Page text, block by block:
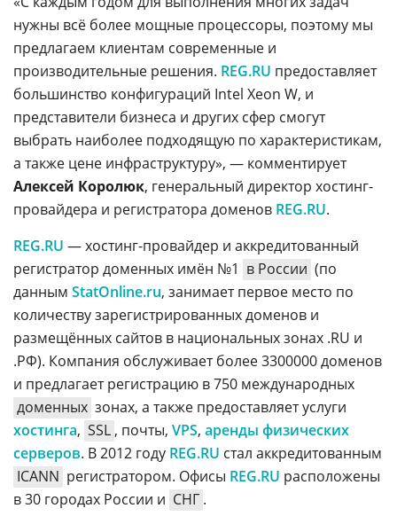
нужны всё более мощные процессоры, поэтому мы
предлагаем клиентам современные и
производительные решения. REG.RU предоставляет
большинство конфигураций Intel Xeon W, и
представители бизнеса и других сфер смогут
выбрать наиболее подходящую по характеристикам,
а также цене инфраструктуру», — комментирует
Алексей Королюк, генеральный директор хостинг-
провайдера и регистратора доменов REG.RU.
REG.RU — хостинг-провайдер и аккредитованный
регистратор доменных имён №1 в России (по
данным StatOnline.ru, занимает первое место по
количеству зарегистрированных доменов и
размещённых сайтов в национальных зонах .RU и
.РФ). Компания обслуживает более 3300000 доменов
и предлагает регистрацию в 750 международных
доменных зонах, а также предоставляет услуги
хостинга, SSL , почты, VPS, аренды физических
серверов. В 2012 году REG.RU стал аккредитованным
ICANN регистратором. Офисы REG.RU расположены
в 30 городах России и СНГ .